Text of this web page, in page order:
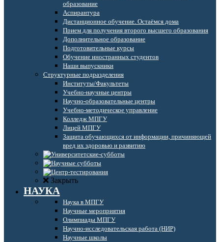
образование
Аспирантура
Дистанционное обучение. Остаёмся дома
Прием для получения второго высшего образования
Дополнительное образование
Подготовительные курсы
Обучение иностранных студентов
Наши выпускники
Структурные подразделения
Институты/Факультеты
Учебно-научные центры
Научно-образовательные центры
Учебно-методическое управление
Колледж МПГУ
Лицей МПГУ
Защита обучающихся от информации, причиняющей
вред их здоровью и развитию
Закрыть
НАУКА
Наука в МПГУ
Научные мероприятия
Олимпиады МПГУ
Научно-исследовательская работа (НИР)
Научные школы